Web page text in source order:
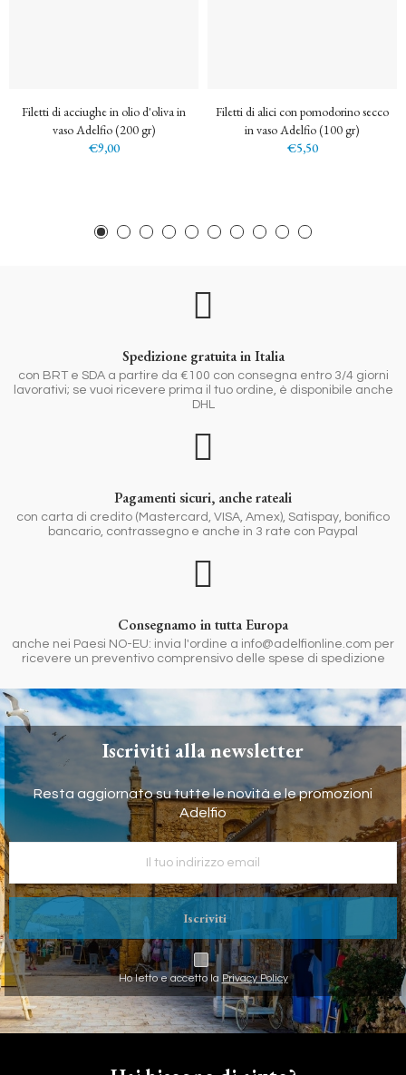
Filetti di acciughe in olio d'oliva in
vaso Adelfio (200 gr)
€9,00
Filetti di alici con pomodorino secco
in vaso Adelfio (100 gr)
€5,50
Spedizione gratuita in Italia
con BRT e SDA a partire da €100 con consegna entro 3/4 giorni
lavorativi; se vuoi ricevere prima il tuo ordine, è disponibile anche
DHL
Pagamenti sicuri, anche rateali
con carta di credito (Mastercard, VISA, Amex), Satispay, bonifico
bancario, contrassegno e anche in 3 rate con Paypal
Consegnamo in tutta Europa
anche nei Paesi NO-EU: invia l'ordine a info@adelfionline.com per
ricevere un preventivo comprensivo delle spese di spedizione
Iscriviti alla newsletter
Resta aggiornato su tutte le novità e le promozioni
Adelfio
Iscriviti
Ho letto e accetto la Privacy Policy